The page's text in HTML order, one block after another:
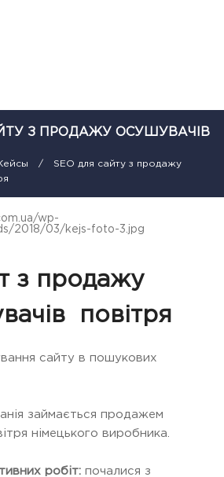
З ПРОДАЖУ ОСУШУВАЧІВ
SEO для сайту з продажу
з продажу
повітря
сайту в пошукових
займається продажем
німецького виробника.
робіт: почалися з